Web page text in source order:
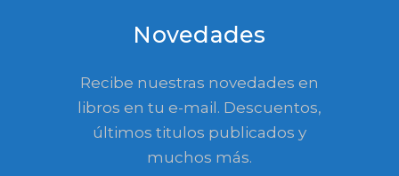
Novedades
Recibe nuestras novedades en
libros en tu e-mail. Descuentos,
últimos titulos publicados y
muchos más.